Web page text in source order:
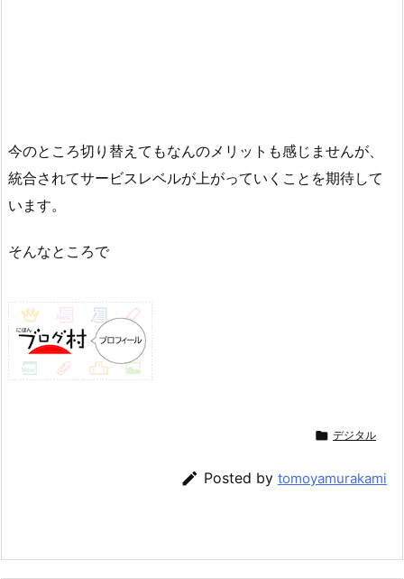
今のところ切り替えてもなんのメリットも感じませんが、
統合されてサービスレベルが上がっていくことを期待して
います。
そんなところで
 デジタル
 Posted by tomoyamurakami